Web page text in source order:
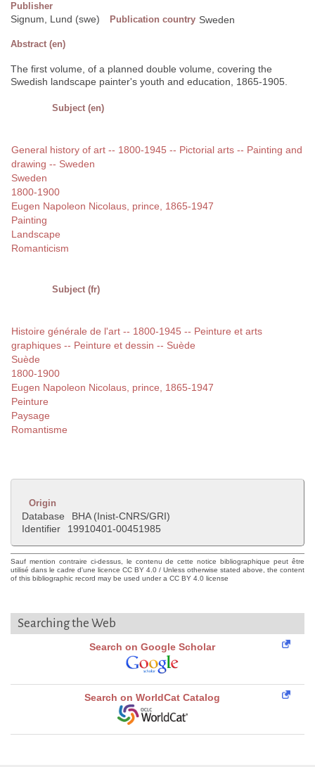
Publisher
Signum, Lund (swe) Publication country Sweden
Abstract (en)
The first volume, of a planned double volume, covering the
Swedish landscape painter's youth and education, 1865-1905.
Subject (en)
General history of art -- 1800-1945 -- Pictorial arts -- Painting and
drawing -- Sweden
Sweden
1800-1900
Eugen Napoleon Nicolaus, prince, 1865-1947
Painting
Landscape
Romanticism
Subject (fr)
Histoire générale de l'art -- 1800-1945 -- Peinture et arts
graphiques -- Peinture et dessin -- Suède
Suède
1800-1900
Eugen Napoleon Nicolaus, prince, 1865-1947
Peinture
Paysage
Romantisme
Origin
Database
BHA (Inist-CNRS/GRI)
Identifier
19910401-00451985
Sauf mention contraire ci-dessus, le contenu de cette notice bibliographique peut être
utilisé dans le cadre d'une licence CC BY 4.0 / Unless otherwise stated above, the content
of this bibliographic record may be used under a CC BY 4.0 license
Searching the Web
Search on Google Scholar
Search on WorldCat Catalog